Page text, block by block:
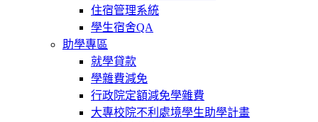
住宿管理系統
學生宿舍QA
助學專區
就學貸款
學雜費減免
行政院定額減免學雜費
大專校院不利處境學生助學計畫